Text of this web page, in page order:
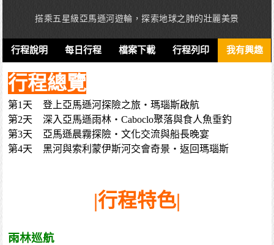
搭乘五星級亞馬遜河遊輪，探索地球之肺的壯麗美景
行程說明 每日行程 檔案下載 行程列印 我有興趣
行程總覽
第1天
登上亞馬遜河探險之旅・瑪瑙斯啟航
第2天
深入亞馬遜雨林・Caboclo聚落與食人魚垂釣
第3天
亞馬遜晨霧探險・文化交流與船長晚宴
第4天
黑河與索利蒙伊斯河交會奇景・返回瑪瑙斯
|行程特色|
雨林巡航